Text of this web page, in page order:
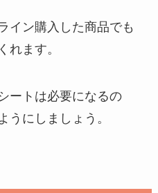
イン購入した商品でも
れます。
ートは必要になるの
うにしましょう。